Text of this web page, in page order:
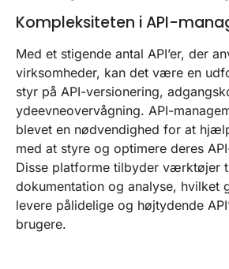
Kompleksiteten i API-
Med et stigende antal API’er, der
virksomheder, kan det være en
styr på API-versionering,
ydeevneovervågning. API-
blevet en nødvendighed for at
med at styre og optimere deres
Disse platforme tilbyder værktøjer
dokumentation og analyse, hvilket
levere pålidelige og højtydende
brugere.